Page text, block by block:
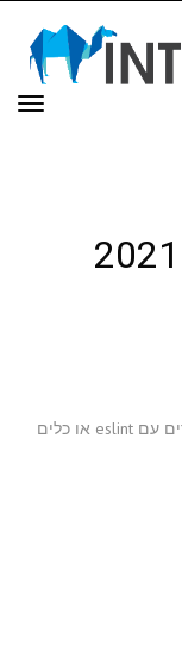
כלי שימושי שחוסך זמן ועצבים למפתחים שעובדים עם eslint או כלים